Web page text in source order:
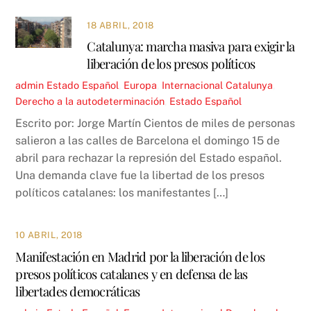
18 ABRIL, 2018
Catalunya: marcha masiva para exigir la
liberación de los presos políticos
admin Estado Español Europa Internacional Catalunya
Derecho a la autodeterminación Estado Español
Escrito por: Jorge Martín Cientos de miles de personas
salieron a las calles de Barcelona el domingo 15 de
abril para rechazar la represión del Estado español.
Una demanda clave fue la libertad de los presos
políticos catalanes: los manifestantes […]
10 ABRIL, 2018
Manifestación en Madrid por la liberación de los
presos políticos catalanes y en defensa de las
libertades democráticas